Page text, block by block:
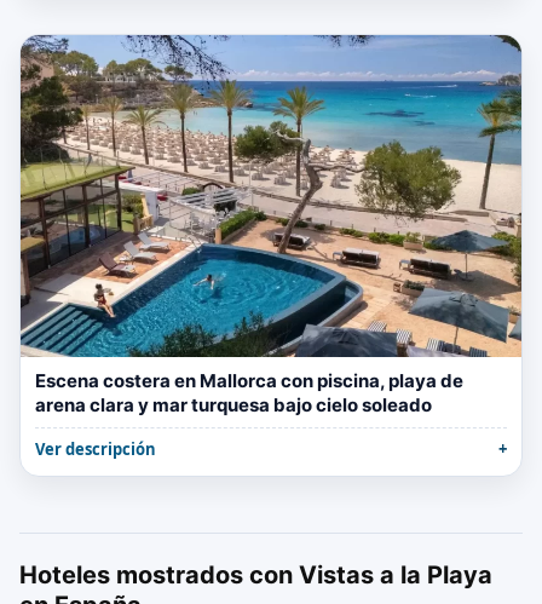
Escena costera en Mallorca con piscina, playa de
arena clara y mar turquesa bajo cielo soleado
Ver descripción
Hoteles mostrados con Vistas a la Playa